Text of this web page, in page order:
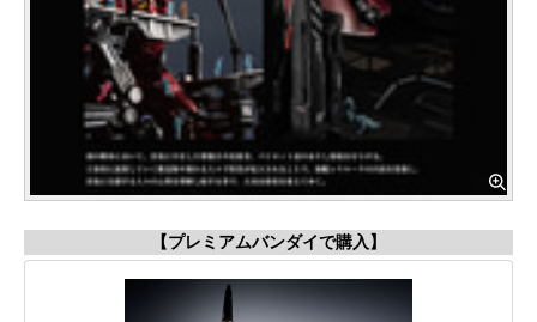
【プレミアムバンダイで購入】